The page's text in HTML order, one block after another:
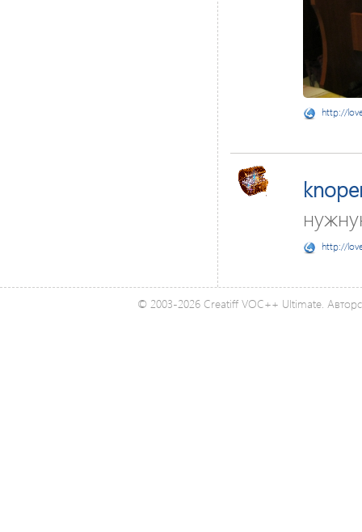
http://
http://
© 2003-2026 Creatiff VOC++ Ultimate.